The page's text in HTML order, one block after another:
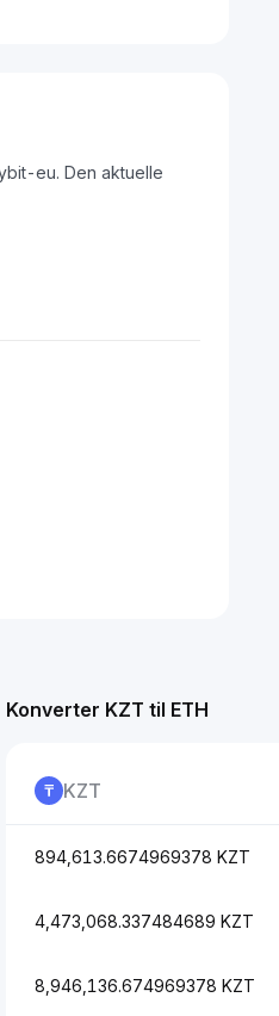
eu. Den aktuelle
Konverter KZT til ETH
KZT
894,613.6674969378 KZT
4,473,068.337484689 KZT
8,946,136.674969378 KZT